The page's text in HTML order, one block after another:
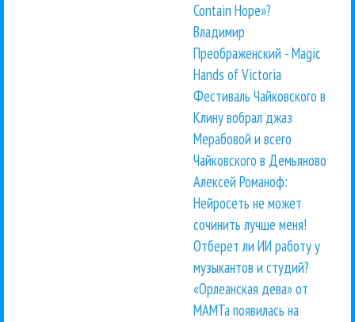
Contain Hope»?
Владимир
Преображенский - Magic
Hands of Victoria
Фестиваль Чайковского в
Клину вобрал джаз
Мерабовой и всего
Чайковского в Демьяново
Алексей Романоф:
Нейросеть не может
сочинить лучше меня!
Отберет ли ИИ работу у
музыкантов и студий?
«Орлеанская дева» от
МАМТа появилась на